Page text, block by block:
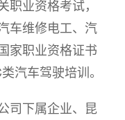
业资格考试，
车维修电工、汽
家职业资格证书
汽车驾驶培训。
司下属企业、昆